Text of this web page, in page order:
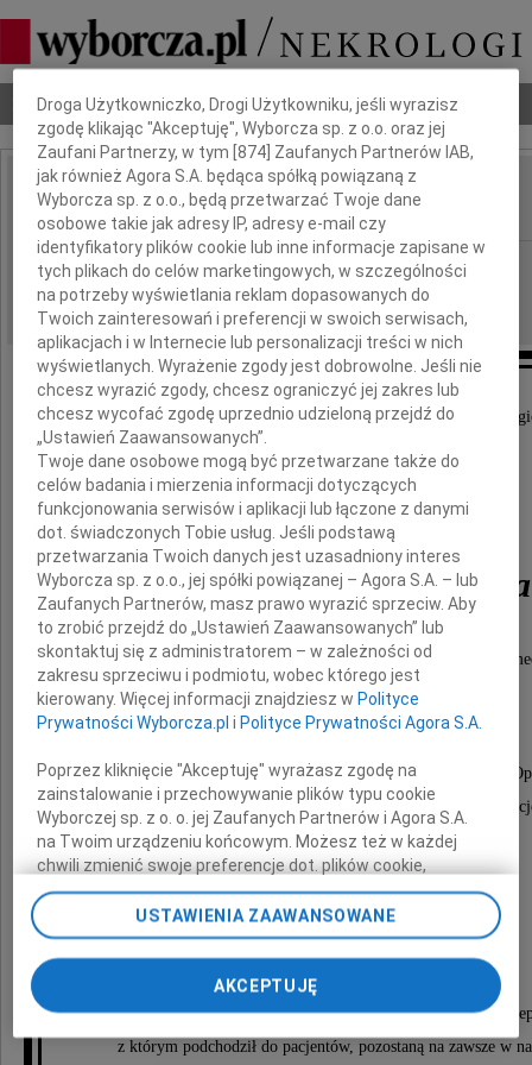
Nekrologi Odeszli Poradnik pogrzebowy
IMIĘ I NAZWISKO: Tomasz Olbrycht
REGION: GAZETA_AREA_CODE.R6, Opole
DATA EMISJI: 16.11.2023
Z głębokim żalem i smutkiem przyjęliśmy wiadomość o
dr Tomasza Olbrychta
zdolnego neurochirurga, którego pasja i oddanie dla
były źródłem inspiracji dla nas wszystkich.
Jako Zespół Oddziału i Kliniki Neurochirurgii w
pragniemy wyrazić nasze najszczersze
Rodzinie, Przyjaciołom
i wszystkim, którzy mieli przyjemność
Jego niezachwiana determinacja, umiejętności i
z którym podchodził do pacjentów, pozostaną na zawsze w
Dbamy o Twoją prywatność
Droga Użytkowniczko, Drogi Użytkowniku, jeśli wyrazisz
zgodę klikając "Akceptuję", Wyborcza sp. z o.o. oraz jej
Zaufani Partnerzy, w tym [874 ] Zaufanych Partnerów IAB,
jak również Agora S.A. będąca spółką powiązaną z
Wyborcza sp. z o.o., będą przetwarzać Twoje dane
osobowe takie jak adresy IP, adresy e-mail czy
identyfikatory plików cookie lub inne informacje zapisane w
tych plikach do celów marketingowych, w szczególności
na potrzeby wyświetlania reklam dopasowanych do
Twoich zainteresowań i preferencji w swoich serwisach,
aplikacjach i w Internecie lub personalizacji treści w nich
wyświetlanych. Wyrażenie zgody jest dobrowolne. Jeśli nie
chcesz wyrazić zgody, chcesz ograniczyć jej zakres lub
chcesz wycofać zgodę uprzednio udzieloną przejdź do
„Ustawień Zaawansowanych”.
Twoje dane osobowe mogą być przetwarzane także do
celów badania i mierzenia informacji dotyczących
funkcjonowania serwisów i aplikacji lub łączone z danymi
dot. świadczonych Tobie usług. Jeśli podstawą
przetwarzania Twoich danych jest uzasadniony interes
Wyborcza sp. z o.o., jej spółki powiązanej – Agora S.A. – lub
Zaufanych Partnerów, masz prawo wyrazić sprzeciw. Aby
to zrobić przejdź do „Ustawień Zaawansowanych” lub
skontaktuj się z administratorem – w zależności od
zakresu sprzeciwu i podmiotu, wobec którego jest
kierowany. Więcej informacji znajdziesz w Polityce
Prywatności Wyborcza.pl i Polityce Prywatności Agora S.A.
Poprzez kliknięcie "Akceptuję" wyrażasz zgodę na
zainstalowanie i przechowywanie plików typu cookie
Wyborczej sp. z o. o. jej Zaufanych Partnerów i Agora S.A.
na Twoim urządzeniu końcowym. Możesz też w każdej
chwili zmienić swoje preferencje dot. plików cookie,
ponownie wywołując narzędzie do zarządzania Twoimi
preferencjami dot. przetwarzania danych poprzez
odnośnik „Ustawienia prywatności” w stopce serwisu i
przechodząc do sekcji „Ustawienia zaawansowane”.
Zmiana ustawień plików cookie możliwa jest także za
pomocą ustawień przeglądarki.
My, nasi Zaufani Partnerzy i Agora S.A. możemy
USTAWIENIA ZAAWANSOWANE
AKCEPTUJĘ